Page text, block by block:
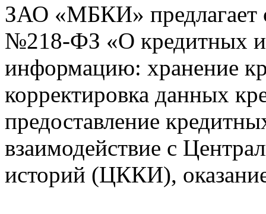
ЗАО «МБКИ» предлагает
№218-ФЗ «О кредитных
информацию: хранение
корректировка данных
предоставление
взаимодействие с
историй (ЦККИ),